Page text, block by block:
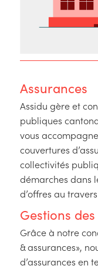
Assurances
Assidu gère et
publiques
vous
couvertures
collectivités
démarches dans
d’offres au
Gestions
Grâce à notre
& assurances»,
d’assurances en